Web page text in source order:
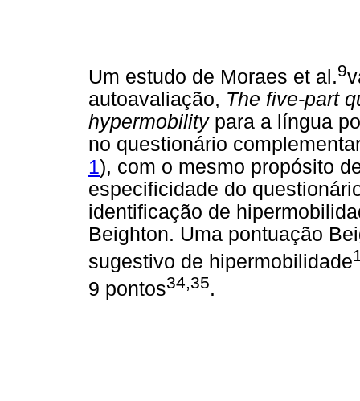
Um estudo de Moraes et al.9
autoavaliação, The five-part
hypermobility para a língua
no questionário
1), com o mesmo propósito
especificidade do
identificação de
Beighton. Uma pontuação
sugestivo de hipermobilidade
9 pontos34,35.